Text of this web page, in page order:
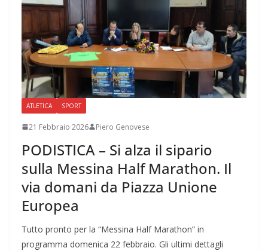
ATLETICA SPORT
21 Febbraio 2026 Piero Genovese
PODISTICA – Si alza il sipario
sulla Messina Half Marathon. Il
via domani da Piazza Unione
Europea
Tutto pronto per la “Messina Half Marathon” in
programma domenica 22 febbraio. Gli ultimi dettagli